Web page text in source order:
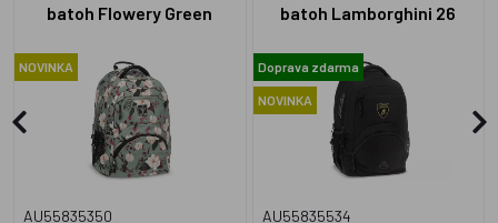
batoh Flowery Green
NOVINKA
AU55835350
batoh Lamborghini 26
Doprava zdarma
NOVINKA
AU55835534